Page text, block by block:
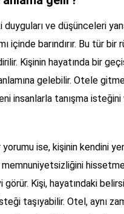
duyguları ve düşünceleri
içinde barındırır. Bu tür
Kişinin hayatında bir
gelebilir. Otele
insanlarla tanışma
ise, kişinin kendini
görür. Kişi, hayatındaki
taşıyabilir. Otel, aynı